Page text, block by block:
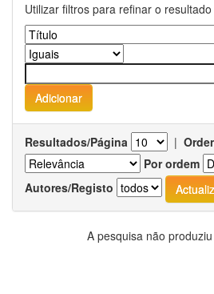
Utilizar filtros para refinar o
Resultados/Página |
Por ordem
Autores/Registo
A pesquisa não